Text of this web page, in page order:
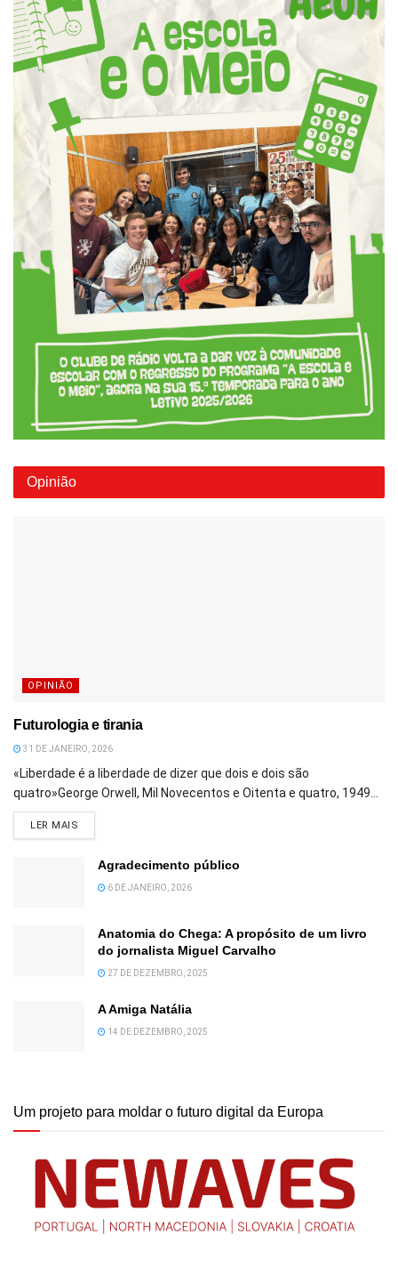
Opinião
OPINIÃO
Futurologia e tirania
31 DE JANEIRO, 2026
«Liberdade é a liberdade de dizer que dois e dois são
quatro»George Orwell, Mil Novecentos e Oitenta e quatro, 1949...
LER MAIS
Agradecimento público
6 DE JANEIRO, 2026
Anatomia do Chega: A propósito de um livro
do jornalista Miguel Carvalho
27 DE DEZEMBRO, 2025
A Amiga Natália
14 DE DEZEMBRO, 2025
Um projeto para moldar o futuro digital da Europa